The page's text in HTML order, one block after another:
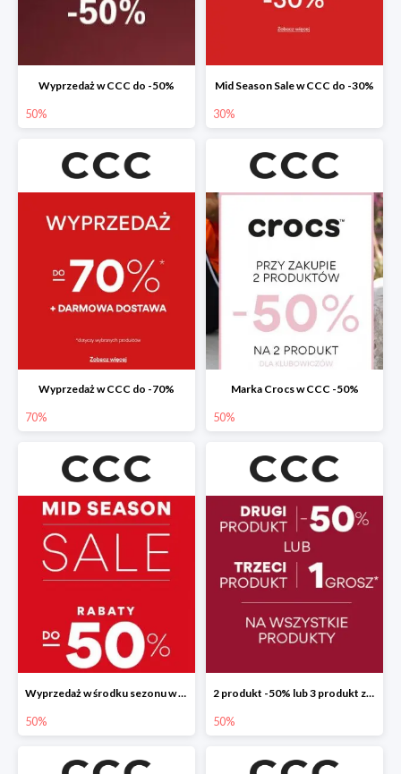
Wyprzedaż w CCC do -50%
50%
Mid Season Sale w CCC do -30%
30%
Wyprzedaż w CCC do -70%
70%
Marka Crocs w CCC -50%
50%
Wyprzedaż w środku sezonu w CCC do -50%
50%
2 produkt -50% lub 3 produkt za 1 grosz
50%